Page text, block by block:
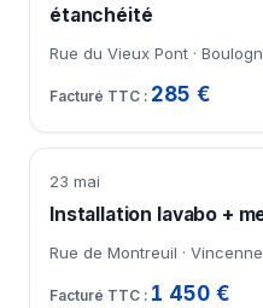
étanchéité
Rue du Vieux Pont ·
285 €
23 mai
Installation lavabo +
Rue de Montreuil ·
1 450 €